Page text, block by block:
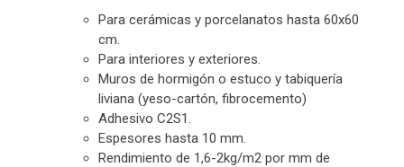
Para cerámicas y porcelanatos hasta 60x60
cm.
Para interiores y exteriores.
Muros de hormigón o estuco y tabiquería
liviana (yeso-cartón, fibrocemento)
Adhesivo C2S1.
Espesores hasta 10 mm.
Rendimiento de 1,6-2kg/m2 por mm de